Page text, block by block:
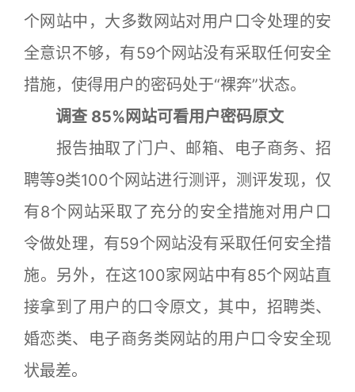
个网站中，大多数网站对用户口令处理的安
全意识不够，有59个网站没有采取任何安全
措施，使得用户的密码处于“裸奔”状态。
调查 85%网站可看用户密码原文
报告抽取了门户、邮箱、电子商务、招
聘等9类100个网站进行测评，测评发现，仅
有8个网站采取了充分的安全措施对用户口
令做处理，有59个网站没有采取任何安全措
施。另外，在这100家网站中有85个网站直
接拿到了用户的口令原文，其中，招聘类、
婚恋类、电子商务类网站的用户口令安全现
状最差。